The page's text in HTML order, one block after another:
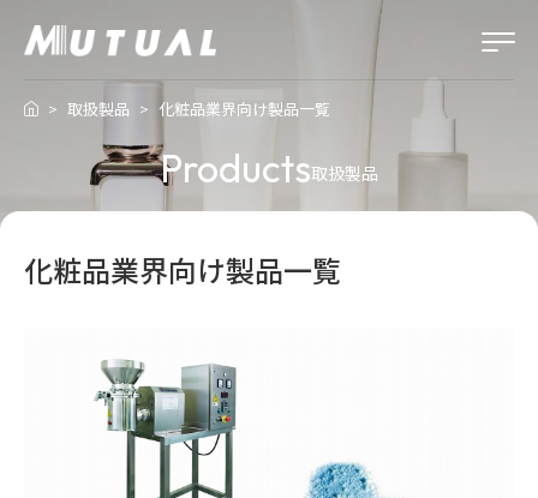
取扱製品 化粧品業界向け製品一覧
Products取扱製品
化粧品業界向け製品一覧